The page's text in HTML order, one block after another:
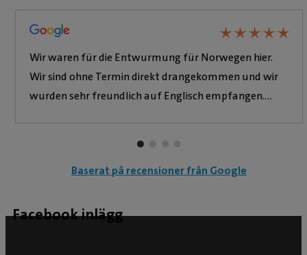
★★★★★
★★★★★
Wir waren für die Entwurmung für Norwegen hier.
Wir sind ohne Termin direkt drangekommen und wir
wurden sehr freundlich auf Englisch empfangen.
man mitbringen oder vor Ort erwerben. Für unseren
Kronen gekostet. Wir sind dennoch zufrieden, da wir
Baserat på recensioner från Google
Facebook inlägg